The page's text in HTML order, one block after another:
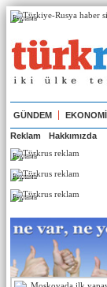
Реклама
GÜNDEM EKONOMİ
Reklam Hakkımızda
Реклама
Реклама
Реклама